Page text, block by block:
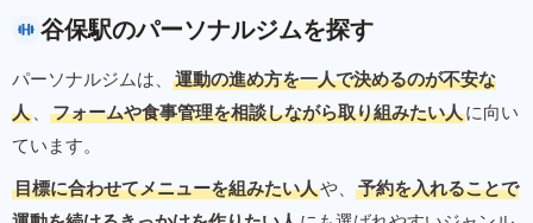
谷保駅のパーソナルジムを探す
パーソナルジムは、
運動の進め方を一人で決めるのが不安な
人 、 フォームや食事管理を相談しながら取り組みたい人に向い
ています。
目標に合わせてメニューを組みたい人や、
予約を入れることで